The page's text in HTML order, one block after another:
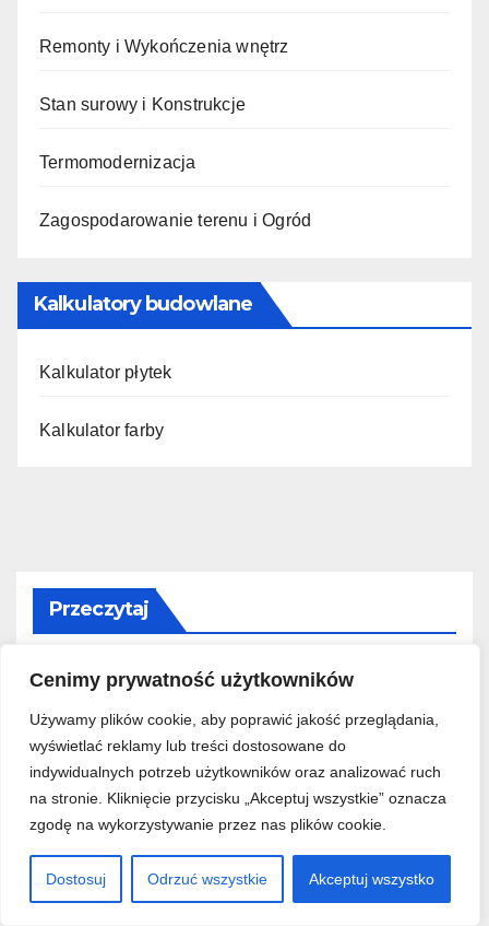
Cenimy prywatność użytkowników
Używamy plików cookie, aby poprawić jakość przeglądania,
wyświetlać reklamy lub treści dostosowane do
indywidualnych potrzeb użytkowników oraz analizować ruch
na stronie. Kliknięcie przycisku „Akceptuj wszystkie” oznacza
zgodę na wykorzystywanie przez nas plików cookie.
Dostosuj Odrzuć wszystkie Akceptuj wszystko
Remonty i Wykończenia wnętrz
Stan surowy i Konstrukcje
Termomodernizacja
Zagospodarowanie terenu i Ogród
Kalkulatory budowlane
Kalkulator płytek
Kalkulator farby
Przeczytaj
PORADY REMONTY I WYKOŃCZENIA WNĘTRZ
Wynajem kontenera na
odpady budowlane –
praktyczny przewodnik dla
zlecającego remont
6 SIERPNIA, 2026 RAFAŁ POMYK